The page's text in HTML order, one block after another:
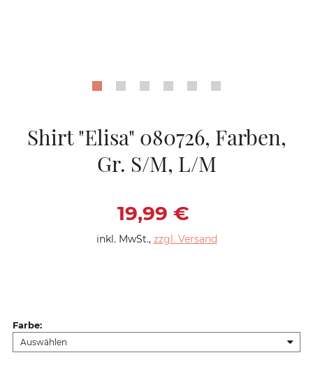
Shirt "Elisa" 080726, Farben,
Gr. S/M, L/M
Verkaufspreis:
19,99 €
inkl. MwSt., zzgl. Versand
Farbe: